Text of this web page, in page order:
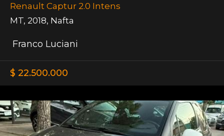
Renault Captur 2.0 Intens
MT, 2018, Nafta
Franco Luciani
$ 22.500.000